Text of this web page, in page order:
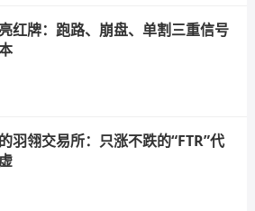
红牌：跑路、崩盘、单割三重信号
羽翎交易所：只涨不跌的“FTR”代